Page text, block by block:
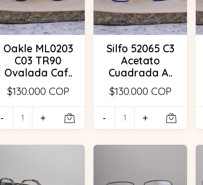
Oakle ML0203
C03 TR90
Ovalada Caf..
$130.000 COP
- +
Silfo 52065 C3
Acetato
Cuadrada A..
$130.000 COP
- +